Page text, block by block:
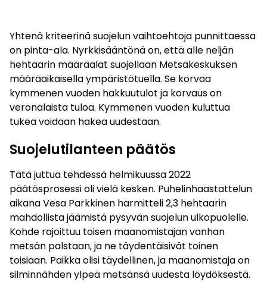
Yhtenä kriteerinä suojelun vaihto­ehtoja punnittaessa
on pinta-ala. Nyrkkisääntönä on, että alle neljän
hehtaarin määräalat suojellaan Metsäkeskuksen
määräaikaisella ympäristötuella. Se korvaa
kymmenen vuoden hakkuutulot ja korvaus on
veronalaista tuloa. Kymmenen vuoden kuluttua
tukea voidaan hakea uudestaan.
Suojelutilanteen päätös
Tätä juttua tehdessä helmikuussa 2022
päätösprosessi oli vielä kesken. Puhelinhaastattelun
aikana Vesa Parkkinen harmitteli 2,3 hehtaarin
mahdollista jäämistä pysyvän suojelun ulkopuolelle.
Kohde rajoittuu toisen maanomistajan vanhan
metsän palstaan, ja ne täydentäisivät toinen
toisiaan. Paikka olisi täydellinen, ja maanomistaja on
silminnähden ylpeä metsänsä uudesta löydöksestä.